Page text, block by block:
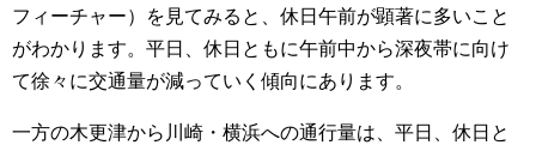
フィーチャー）を見てみると、休日午前が顕著に多いこと
がわかります。平日、休日ともに午前中から深夜帯に向け
て徐々に交通量が減っていく傾向にあります。
一方の木更津から川崎・横浜への通行量は、平日、休日と